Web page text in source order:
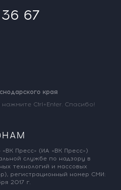
67
края
Ctrl+Enter. Спасибо!
Пресс» (ИА «ВК Пресс»)
службе по надзору в
технологий и массовых
регистрационный номер СМИ:
2017 г.